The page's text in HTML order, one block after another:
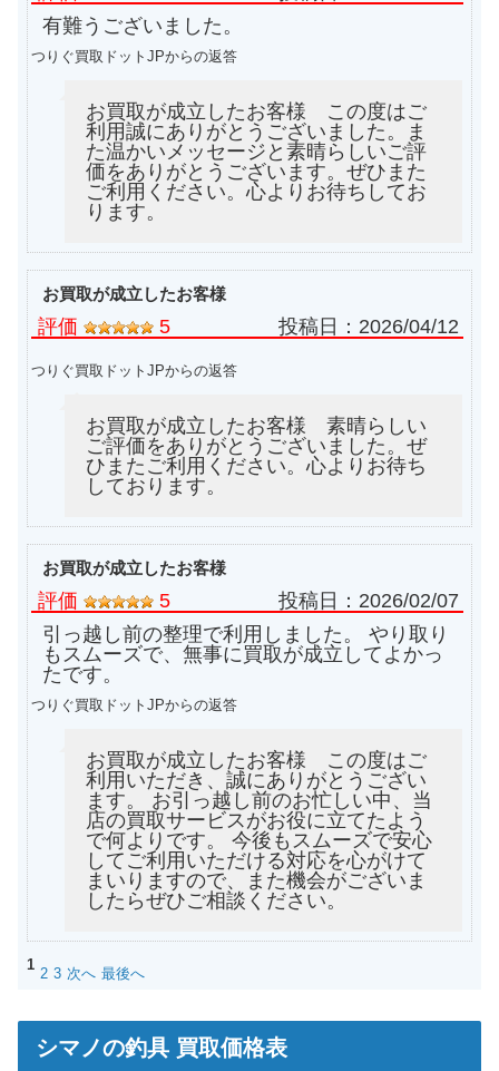
有難うございました。
つりぐ買取ドットJPからの返答
お買取が成立したお客様 この度はご
利用誠にありがとうございました。ま
た温かいメッセージと素晴らしいご評
価をありがとうございます。ぜひまた
ご利用ください。心よりお待ちしてお
ります。
お買取が成立したお客様
評価 5 投稿日： 2026/04/12
つりぐ買取ドットJPからの返答
お買取が成立したお客様 素晴らしい
ご評価をありがとうございました。ぜ
ひまたご利用ください。心よりお待ち
しております。
お買取が成立したお客様
評価 5 投稿日： 2026/02/07
引っ越し前の整理で利用しました。 やり取り
もスムーズで、無事に買取が成立してよかっ
たです。
つりぐ買取ドットJPからの返答
お買取が成立したお客様 この度はご
利用いただき、誠にありがとうござい
ます。 お引っ越し前のお忙しい中、当
店の買取サービスがお役に立てたよう
で何よりです。 今後もスムーズで安心
してご利用いただける対応を心がけて
まいりますので、また機会がございま
したらぜひご相談ください。
1
2 3 次へ 最後へ
シマノの釣具 買取価格表